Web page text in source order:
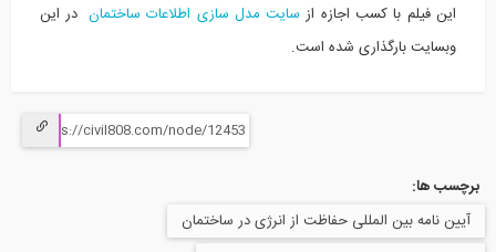
این فیلم با کسب اجازه از سایت مدل سازی اطلاعات ساختمان در این
وبسایت بارگذاری شده است.
برچسب ها:
آیین نامه بین المللی حفاظت از انرژی در ساختمان